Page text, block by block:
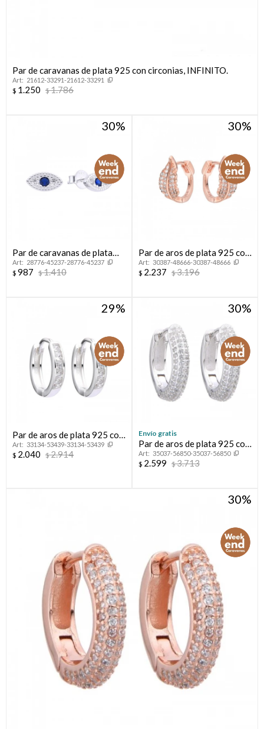
Par de caravanas de plata 925 con circonias, INFINITO.
21612-33291-21612-33291
$ 1.250 $1.786
30
Par de caravanas de plata
925 con circonia, OJO
TURCO.
28776-45237-28776-45237
$ 987 $1.410
30
Par de aros de plata 925 con
baño de oro rosado con
circonias, HOJAS.
30387-48666-30387-48666
$ 2.237 $3.196
29
Par de aros de plata 925 con
circonias.
33134-53439-33134-53439
$ 2.040 $2.914
30
Envío gratis
Par de aros de plata 925 con
circonias.
35037-56850-35037-56850
$ 2.599 $3.713
30